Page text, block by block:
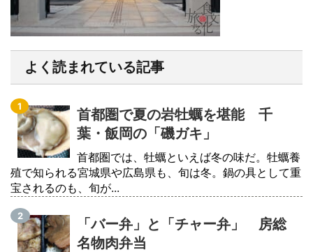
よく読まれている記事
首都圏で夏の岩牡蠣を堪能 千
葉・飯岡の「磯ガキ」
首都圏では、牡蠣といえば冬の味だ。牡蠣養
殖で知られる宮城県や広島県も、旬は冬。鍋の具として重
宝されるのも、旬が...
「バー弁」と「チャー弁」 房総
名物肉弁当